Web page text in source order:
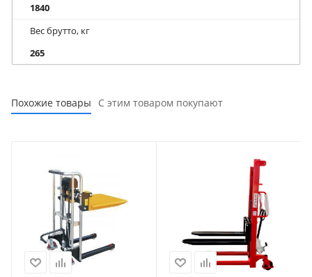
1840
Вес брутто, кг
265
Похожие товары С этим товаром покупают